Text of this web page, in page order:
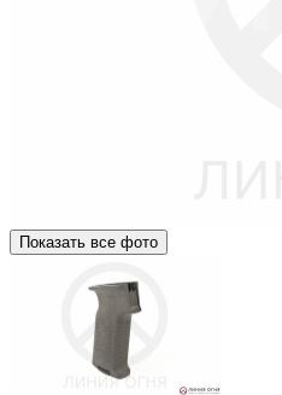
Показать все фото